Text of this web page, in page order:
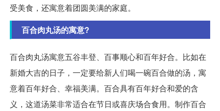
受美食，还寓意着团圆美满的家庭。
百合肉丸汤的寓意?
百合肉丸汤寓意五谷丰登、百事顺心和百年好合。比如在
新婚大吉的日子，一定要给新人们喝一碗百合做的汤，寓
意着百年好合、幸福美满。百合具有百年好合和爱的含
义，这道汤菜非常适合在节日或喜庆场合食用。制作百合